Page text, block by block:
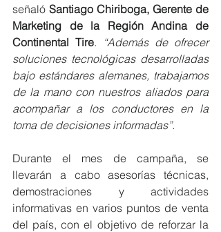
señaló Santiago Chiriboga, Gerente de
Marketing de la Región Andina de
Continental Tire.
“Además de ofrecer
soluciones tecnológicas desarrolladas
bajo estándares alemanes, trabajamos
de la mano con nuestros aliados para
acompañar a los conductores en la
toma de decisiones informadas”.
Durante el mes de campaña, se
llevarán a cabo asesorías técnicas,
demostraciones y actividades
informativas en varios puntos de venta
del país, con el objetivo de reforzar la